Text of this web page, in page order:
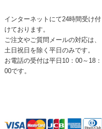
インターネットにて24時間受け付
けております。
ご注文やご質問メールの対応は、
土日祝日を除く平日のみです。
お電話の受付は平日10：00～18：
00です。